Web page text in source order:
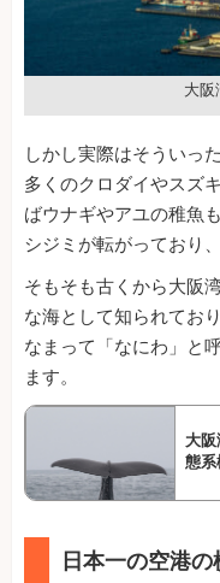
大阪
しかし実際はそういっ
多くのクロダイやスズ
ばウナギやアユの稚魚
シジミが転がっており
そもそも古くから大阪
な海として知られてお
なまって「なにわ」と
ます。
大阪
態
日本一の空港